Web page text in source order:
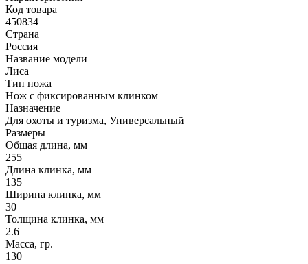
Код товара
450834
Страна
Россия
Название модели
Лиса
Тип ножа
Нож с фиксированным клинком
Назначение
Для охоты и туризма, Универсальный
Размеры
Общая длина, мм
255
Длина клинка, мм
135
Ширина клинка, мм
30
Толщина клинка, мм
2.6
Масса, гр.
130